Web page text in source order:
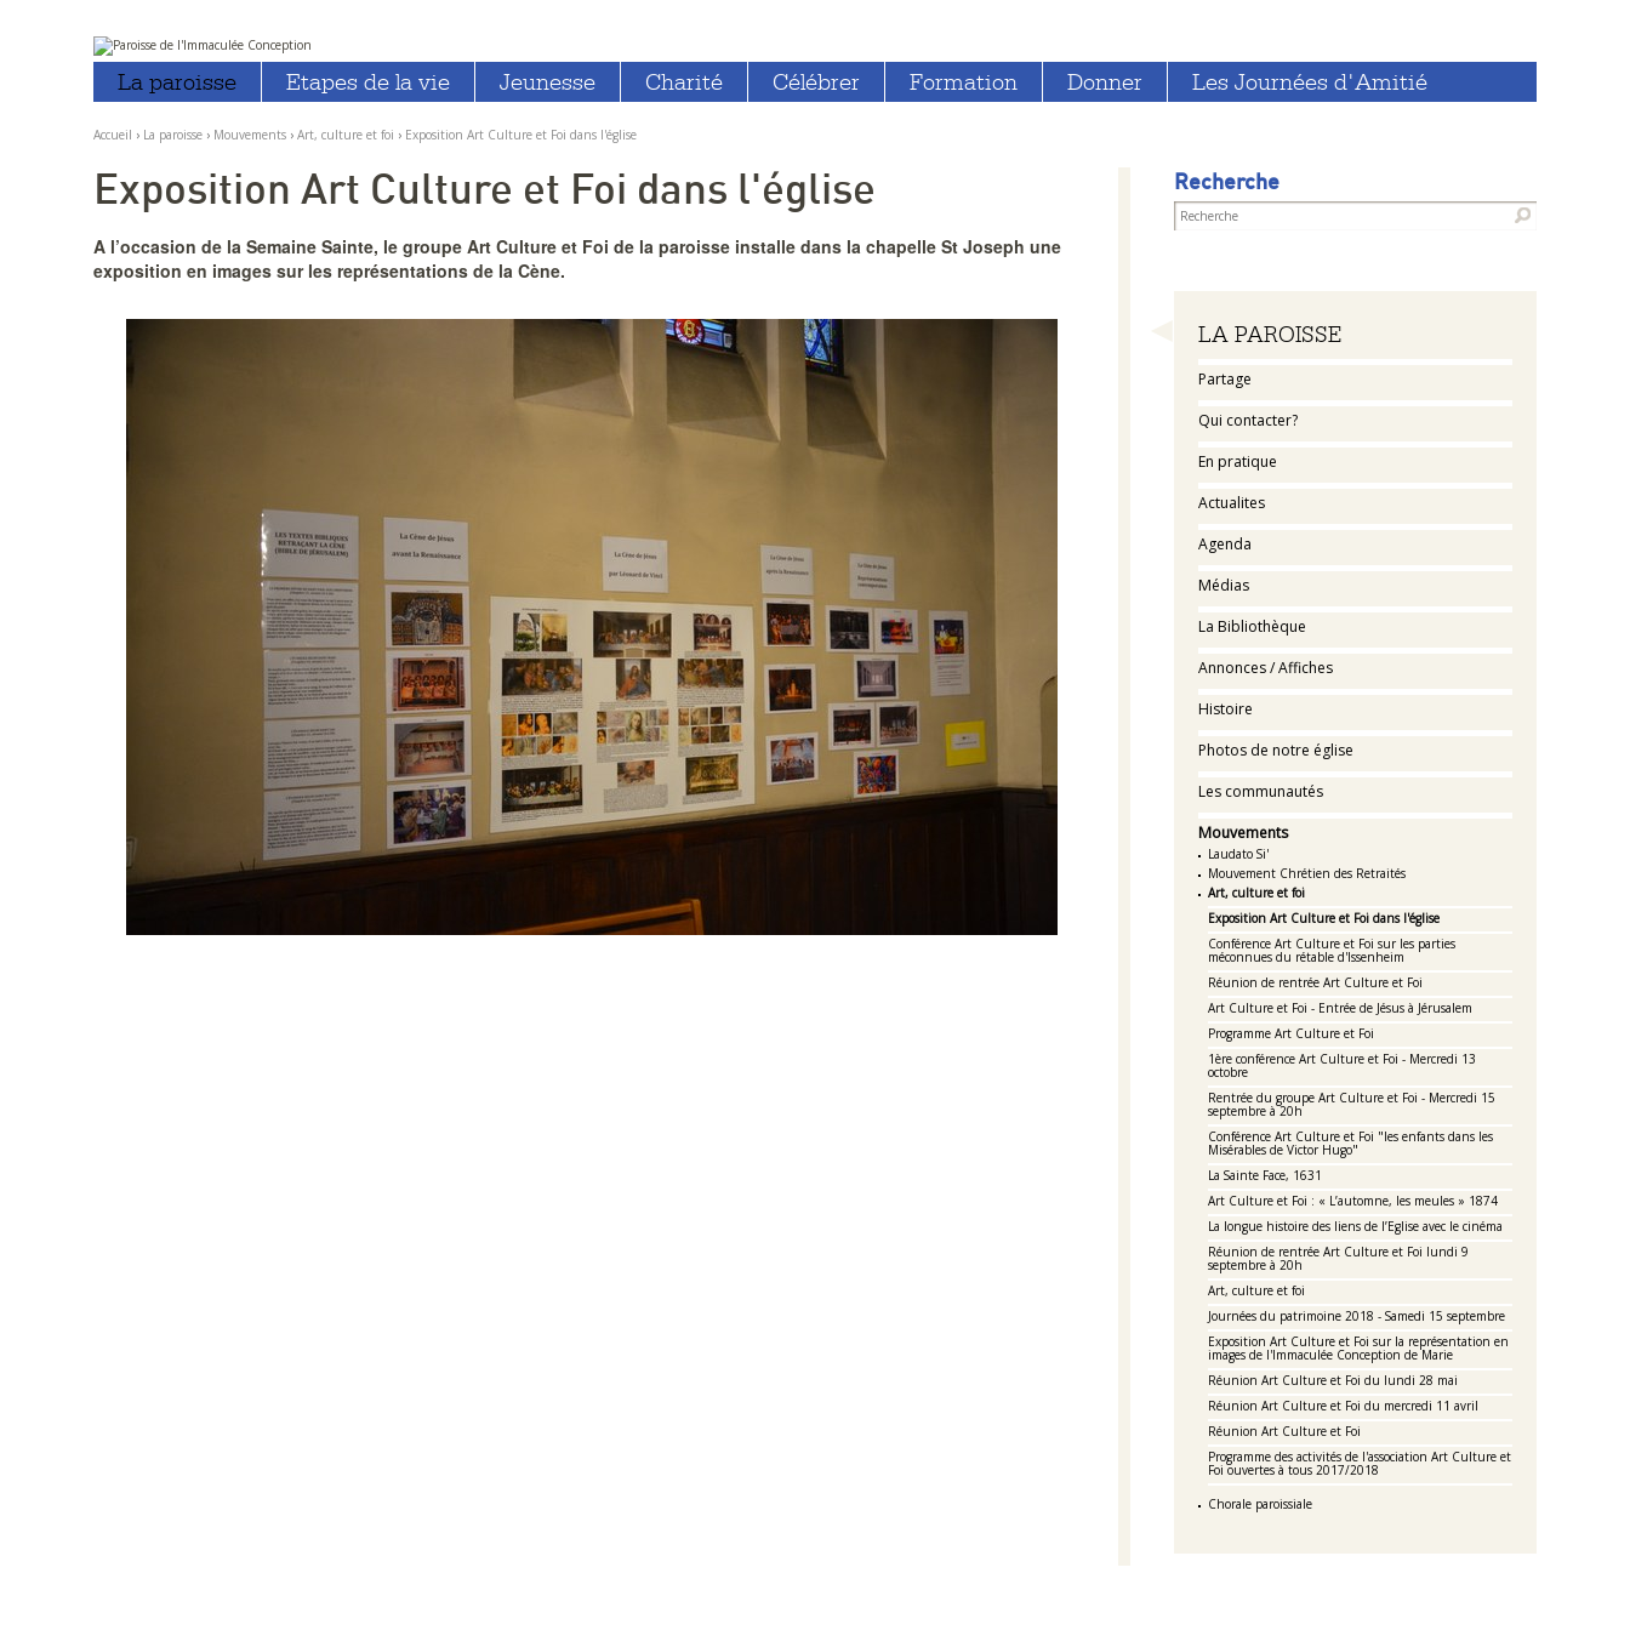
Aller
au
contenu.
à
Outils
personnels
La paroisse Etapes de la vie Jeunesse Charité Célébrer Formation Donner Les Journées d'Amitié
Accueil › La paroisse › Mouvements › Art, culture et foi › Exposition Art Culture et Foi dans l'église
Recherche
Navigation
LA PAROISSE
Partage
Qui contacter?
En pratique
Actualites
Agenda
Médias
La Bibliothèque
Annonces / Affiches
Histoire
Photos de notre église
Les communautés
Mouvements
Laudato Si'
Mouvement Chrétien des Retraités
Art, culture et foi
Exposition Art Culture et Foi dans l'église
Conférence Art Culture et Foi sur les parties
méconnues du rétable d'Issenheim
Réunion de rentrée Art Culture et Foi
Art Culture et Foi - Entrée de Jésus à Jérusalem
Programme Art Culture et Foi
1ère conférence Art Culture et Foi - Mercredi 13
octobre
Rentrée du groupe Art Culture et Foi - Mercredi 15
septembre à 20h
Conférence Art Culture et Foi "les enfants dans les
Misérables de Victor Hugo"
La Sainte Face, 1631
Art Culture et Foi : « L’automne, les meules » 1874
La longue histoire des liens de l’Eglise avec le cinéma
Réunion de rentrée Art Culture et Foi lundi 9
septembre à 20h
Art, culture et foi
Journées du patrimoine 2018 - Samedi 15 septembre
Exposition Art Culture et Foi sur la représentation en
images de l'Immaculée Conception de Marie
Réunion Art Culture et Foi du lundi 28 mai
Réunion Art Culture et Foi du mercredi 11 avril
Réunion Art Culture et Foi
Programme des activités de l'association Art Culture et
Foi ouvertes à tous 2017/2018
Chorale paroissiale
Exposition Art Culture et Foi dans l'église
A l’occasion de la Semaine Sainte, le groupe Art Culture et Foi de la paroisse installe dans la chapelle St Joseph une
exposition en images sur les représentations de la Cène.